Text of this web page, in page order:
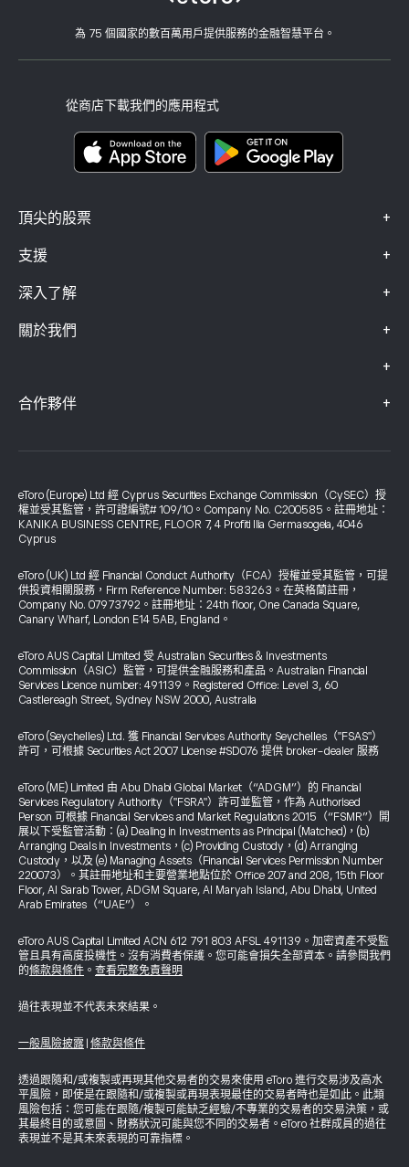
為 75 個國家的數百萬用戶提供服務的金融智慧平台。
從商店下載我們的應用程式
頂尖的股票 +
支援 +
用戶端漏洞
深入了解 +
關於我們 +
我們的辦事處
+
風險揭露
關鍵資訊文件
投訴資料（FCA 客戶）
合作夥伴 +
投資保險
eToro (Europe) Ltd 經 Cyprus Securities Exchange Commission（CySEC）授
權並受其監管，許可證編號# 109/10。Company No. C200585。註冊地址：
KANIKA BUSINESS CENTRE, FLOOR 7, 4 Profiti Ilia Germasogeia, 4046
Cyprus
eToro (UK) Ltd 經 Financial Conduct Authority（FCA）授權並受其監管，可提
供投資相關服務，Firm Reference Number: 583263。在英格蘭註冊，
Company No. 07973792。註冊地址：24th floor, One Canada Square,
Canary Wharf, London E14 5AB, England。
eToro AUS Capital Limited 受 Australian Securities & Investments
Commission（ASIC）監管，可提供金融服務和產品。Australian Financial
Services Licence number: 491139。Registered Office: Level 3, 60
Castlereagh Street, Sydney NSW 2000, Australia
eToro (Seychelles) Ltd. 獲 Financial Services Authority Seychelles（"FSAS"）
許可，可根據 Securities Act 2007 License #SD076 提供 broker-dealer 服務
eToro (ME) Limited 由 Abu Dhabi Global Market（“ADGM”）的 Financial
Services Regulatory Authority（"FSRA"）許可並監管，作為 Authorised
Person 可根據 Financial Services and Market Regulations 2015（“FSMR”）開
展以下受監管活動：(a) Dealing in Investments as Principal (Matched)，(b)
Arranging Deals in Investments，(c) Providing Custody，(d) Arranging
Custody，以及 (e) Managing Assets（Financial Services Permission Number
220073）。其註冊地址和主要營業地點位於 Office 207 and 208, 15th Floor
Floor, Al Sarab Tower, ADGM Square, Al Maryah Island, Abu Dhabi, United
Arab Emirates（“UAE”）。
eToro AUS Capital Limited ACN 612 791 803 AFSL 491139。加密資產不受監
管且具有高度投機性。沒有消費者保護。您可能會損失全部資本。請參閱我們
的條款與條件 。 查看完整免責聲明
過往表現並不代表未來結果。
一般風險披露 條款與條件
透過跟隨和/或複製或再現其他交易者的交易來使用 eToro 進行交易涉及高水
平風險，即使是在跟隨和/或複製或再現表現最佳的交易者時也是如此。此類
風險包括：您可能在跟隨/複製可能缺乏經驗/不專業的交易者的交易決策，或
其最終目的或意圖、財務狀況可能與您不同的交易者。eToro 社群成員的過往
表現並不是其未來表現的可靠指標。